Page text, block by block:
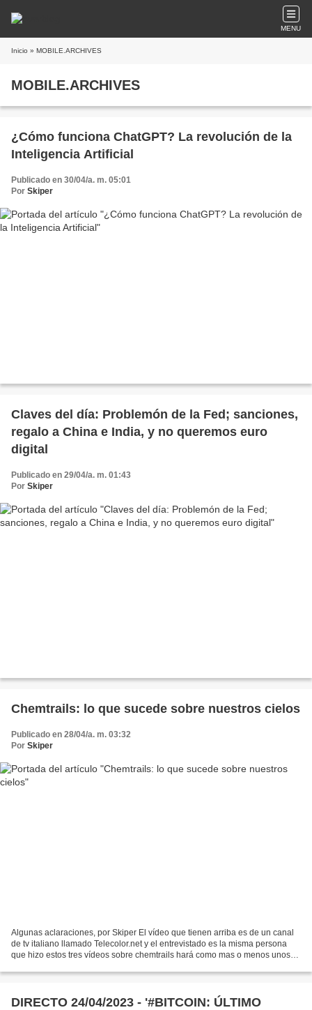
MENU
Inicio » MOBILE.ARCHIVES
MOBILE.ARCHIVES
¿Cómo funciona ChatGPT? La revolución de la
Inteligencia Artificial
Publicado en 30/04/a. m. 05:01
Por Skiper
Claves del día: Problemón de la Fed; sanciones,
regalo a China e India, y no queremos euro
digital
Publicado en 29/04/a. m. 01:43
Por Skiper
Chemtrails: lo que sucede sobre nuestros cielos
Publicado en 28/04/a. m. 03:32
Por Skiper
Algunas aclaraciones, por Skiper El vídeo que tienen arriba es de un canal
de tv italiano llamado Telecolor.net y el entrevistado es la misma persona
que hizo estos tres vídeos sobre chemtrails hará como mas o menos unos
DIRECTO 24/04/2023 - '#BITCOIN: ÚLTIMO